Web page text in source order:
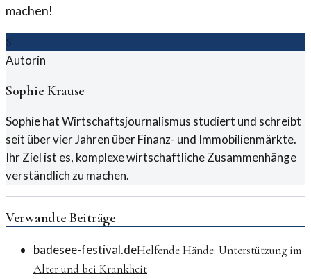
machen!
S
Autorin
Sophie Krause
Sophie hat Wirtschaftsjournalismus studiert und schreibt
seit über vier Jahren über Finanz- und Immobilienmärkte.
Ihr Ziel ist es, komplexe wirtschaftliche Zusammenhänge
verständlich zu machen.
Verwandte Beiträge
badesee-festival.deHelfende Hände: Unterstützung im
Alter und bei Krankheit